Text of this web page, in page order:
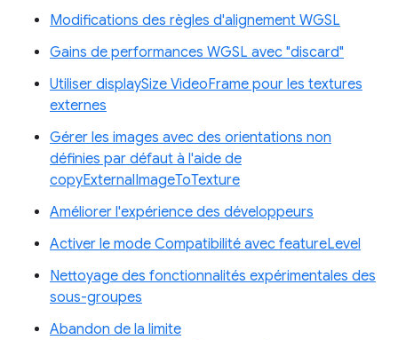
Modifications des règles d'alignement WGSL
Gains de performances WGSL avec "discard"
Utiliser displaySize VideoFrame pour les textures
externes
Gérer les images avec des orientations non
définies par défaut à l'aide de
copyExternalImageToTexture
Améliorer l'expérience des développeurs
Activer le mode Compatibilité avec featureLevel
Nettoyage des fonctionnalités expérimentales des
sous-groupes
Abandon de la limite